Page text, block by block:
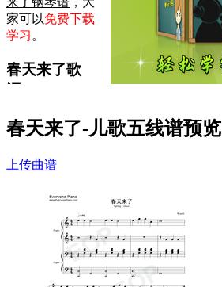
来了钢琴谱 ，大
家可以免费下载
学习 。
春天来了歌
春天来，
春天来，
花儿朵朵开。
红花开，
春天来了-儿歌五线谱预览
上传曲谱